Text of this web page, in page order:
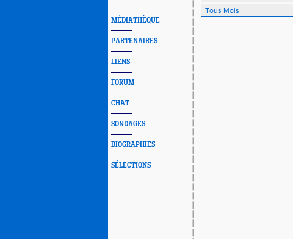
MÉDIATHÈQUE
PARTENAIRES
LIENS
FORUM
CHAT
SONDAGES
BIOGRAPHIES
SÉLECTIONS